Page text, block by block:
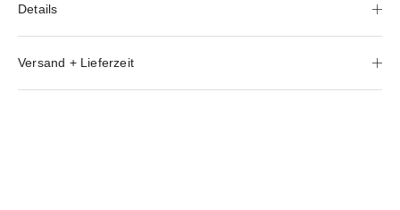
Details
Versand + Lieferzeit